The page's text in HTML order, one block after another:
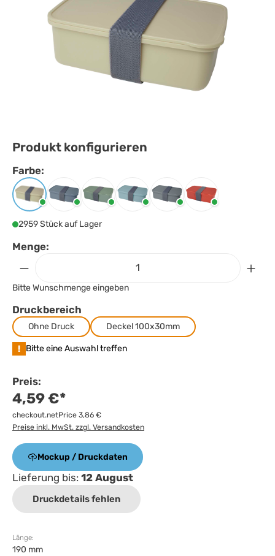
Produkt konfigurieren
Farbe:
Farbeauswählen
Beige Grau Heather grünMintgrünSchiefergrauZiegelstein
2959 Stück auf Lager
Menge:
Bitte Wunschmenge eingeben
Druckbereich
Ohne Druck Deckel 100x30mm
! Bitte eine Auswahl treffen
Preis:
4,59 €*
checkout.netPrice 3,86 €
Preise inkl. MwSt. zzgl. Versandkosten
Mockup / Druckdaten
Lieferung bis: 12 August
Druckdetails fehlen
Länge:
190 mm